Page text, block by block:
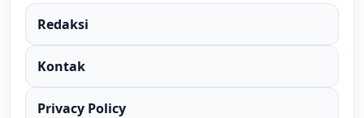
Redaksi
Kontak
Privacy Policy